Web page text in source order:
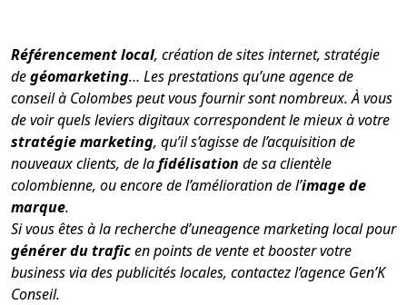
Référencement local, création de sites internet, stratégie
degéomarketing… Les prestations qu’une agence de
conseil à Colombes peut vous fournir sont nombreux. À vous
de voir quels leviers digitaux correspondent le mieux à votre
stratégie marketing, qu’il s’agisse de l’acquisition de
nouveaux clients, de lafidélisation de sa clientèle
colombienne, ou encore de l’amélioration de l’image de
marque.
Si vous êtes à la recherche d’uneagence marketing local pour
générer du traficen points de vente et booster votre
business via des publicités locales, contactez l’agence Gen’K
Conseil.